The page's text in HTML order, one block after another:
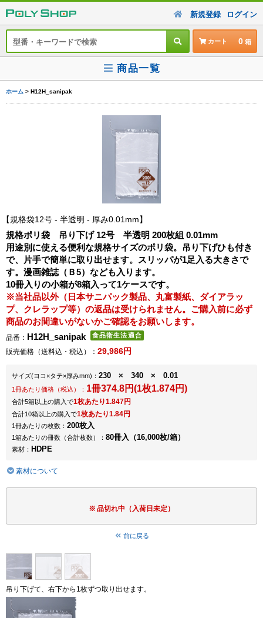
新規登録 ログイン
カート 0
商品一覧
ホーム > H12H_sanipak
規格袋12号 - 半透明 - 厚み0.01mm
規格ポリ袋 吊り下げ 12号 半透明 200枚組 0.01mm
用途別に使える便利な規格サイズのポリ袋。吊り下げひも付き
で、片手で簡単に取り出せます。スリッパが1足入る大きさで
す。漫画雑誌（Ｂ5）なども入ります。
10冊入りの小箱が8箱入って1ケースです。
※当社品以外（日本サニパック製品、丸富製紙、ダイアラッ
プ、クレラップ等）の返品は受けられません。ご購入前に必ず
商品のお間違いがないかご確認をお願いします。
品番： H12H_sanipak
販売価格（送料込・税込）： 29,986円
サイズ(ヨコ×タテ×厚みmm) ： 230 × 340 × 0.01
1冊あたり価格（税込）： 1冊374.8円(1枚1.874円)
合計5箱以上の購入で1枚あたり1.847円
合計10箱以上の購入で1枚あたり1.84円
1冊あたりの枚数： 200枚入
1箱あたりの冊数（合計枚数）： 80冊入（16,000枚/箱）
素材： HDPE
素材について
吊り下げて、右下から1枚ずつ取り出せます。
品切れ中（入荷日未定）
前に戻る